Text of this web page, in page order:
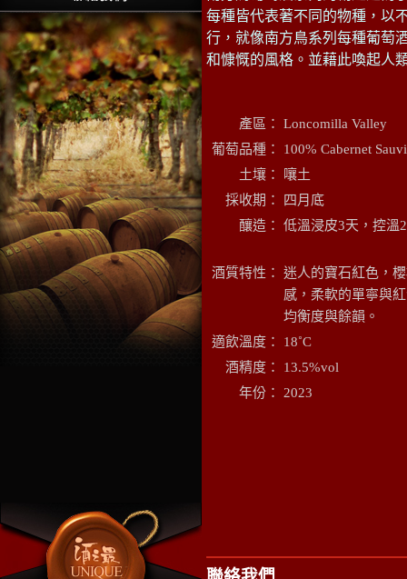
每種皆代表著不同的物種，以
行，就像南方鳥系列每種葡萄
和慷慨的風格。並藉此喚起人
產區：
Loncomilla Valley
葡萄品種：
100% Cabernet
土壤：
嚷土
採收期：
四月底
釀造：
低溫浸皮3天，控
酒質特性：
迷人的寶石紅色，
感，柔軟的單寧與
均衡度與餘韻。
適飲溫度：
18˚C
酒精度：
13.5%vol
年份：
2023